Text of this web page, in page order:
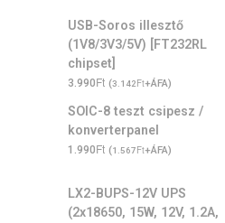
USB-Soros illesztő
(1V8/3V3/5V) [FT232RL
chipset]
3.990Ft (3.142Ft+ÁFA)
SOIC-8 teszt csipesz /
konverterpanel
1.990Ft (1.567Ft+ÁFA)
LX2-BUPS-12V UPS
(2x18650, 15W, 12V, 1.2A,